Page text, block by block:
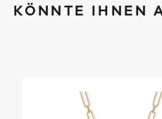
KÖNNTE IHNEN